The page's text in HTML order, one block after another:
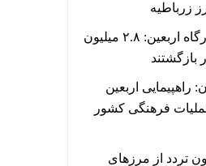
زرباطیه
فرمانده قرارگاه اربعین: ۲.۸ میلیون
بازگشتند
راهپیمایی اربعین
فرهنگی کشور
میلیون تردد از مرزهای